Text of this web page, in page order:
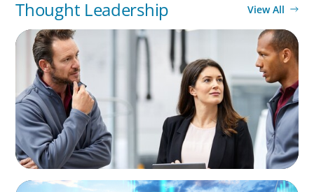
Thought Leadership View All
ARTICLES & PAPERS
A Regional CEO Search to Realise U.S. Market
Potential for a European Family-Owned
Business
ARTICLES & PAPERS